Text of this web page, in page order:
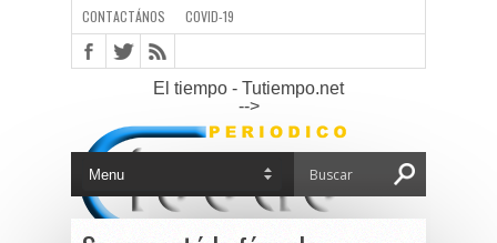
CONTACTÁNOS COVID-19
El tiempo - Tutiempo.net
-->